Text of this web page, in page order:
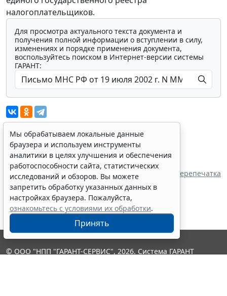
налогоплательщиков.
Для просмотра актуального текста документа и
получения полной информации о вступлении в силу,
изменениях и порядке применения документа,
воспользуйтесь поиском в Интернет-версии системы
ГАРАНТ:
Показать все материалы
Источник:
МИНИСТЕРСТВО РОССИЙСКОЙ ФЕДЕРАЦИИ ПО
НАЛОГАМ И СБОРАМ
Перепечатка
Мы обрабатываем локальные данные
браузера и используем инструменты
аналитики в целях улучшения и обеспечения
работоспособности сайта, статистических
исследований и обзоров. Вы можете
запретить обработку указанных данных в
настройках браузера. Пожалуйста,
ознакомьтесь с условиями их обработки.
Принять
© ООО "НПП "ГАРАНТ-СЕРВИС", 2026. Система ГАРАНТ